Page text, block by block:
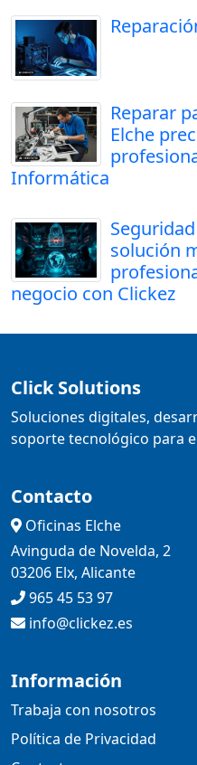
Reparar
Elche
Informática
solución
negocio con Clickez
Click Solutions
Soluciones digitales,
soporte tecnológico para
Contacto
Oficinas Elche
Avinguda de Novelda, 2
03206 Elx, Alicante
965 45 53 97
info@clickez.es
Información
Trabaja con nosotros
Política de Privacidad